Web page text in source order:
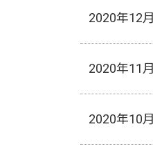
2020年12月
2020年11月
2020年10月